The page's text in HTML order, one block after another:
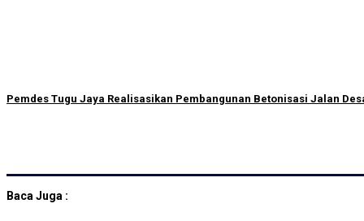
Pemdes Tugu Jaya Realisasikan Pembangunan Betonisasi Jalan
Baca Juga :